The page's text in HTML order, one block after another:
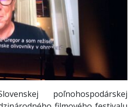
poľnohospodárskej